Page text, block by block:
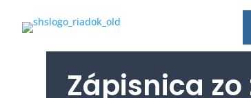
Zápisnica zo